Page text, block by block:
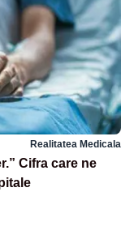
Realitatea Medicala
Cifra care ne